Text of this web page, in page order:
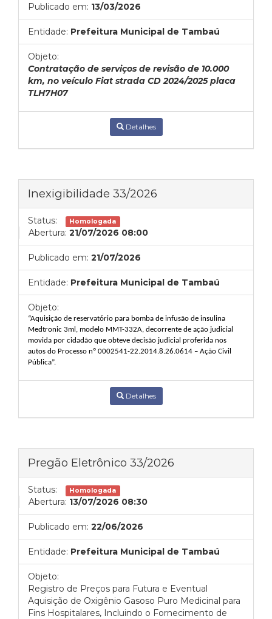
Publicado em: 13/03/2026
Entidade: Prefeitura Municipal de Tambaú
Objeto:
Contratação de serviços de revisão de 10.000
km, no veículo Fiat strada CD 2024/2025 placa
TLH7H07
Detalhes
Inexigibilidade 33/2026
Status: Homologada
Abertura: 21/07/2026 08:00
Publicado em: 21/07/2026
Entidade: Prefeitura Municipal de Tambaú
Objeto:
“Aquisição de reservatório para bomba de infusão de insulina
Medtronic 3ml, modelo MMT-332A, decorrente de ação judicial
movida por cidadão que obteve decisão judicial proferida nos
autos do Processo nº 0002541-22.2014.8.26.0614 – Ação Civil
Pública”.
Detalhes
Pregão Eletrônico 33/2026
Status: Homologada
Abertura: 13/07/2026 08:30
Publicado em: 22/06/2026
Entidade: Prefeitura Municipal de Tambaú
Objeto:
Registro de Preços para Futura e Eventual
Aquisição de Oxigênio Gasoso Puro Medicinal para
Fins Hospitalares, Incluindo o Fornecimento de